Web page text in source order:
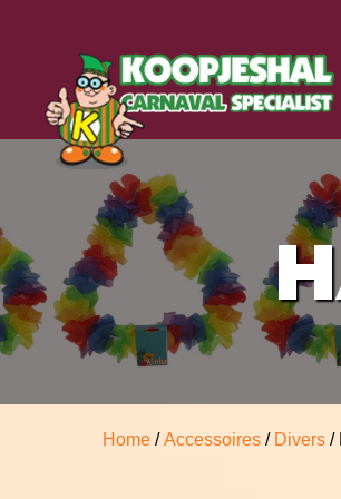
Home /Accessoires / Divers /